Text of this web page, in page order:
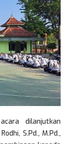
dilanjutkan
S.Pd., M.Pd.,